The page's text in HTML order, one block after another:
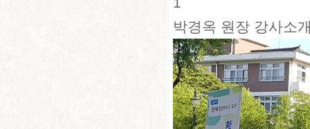
박경옥 원장 강사소